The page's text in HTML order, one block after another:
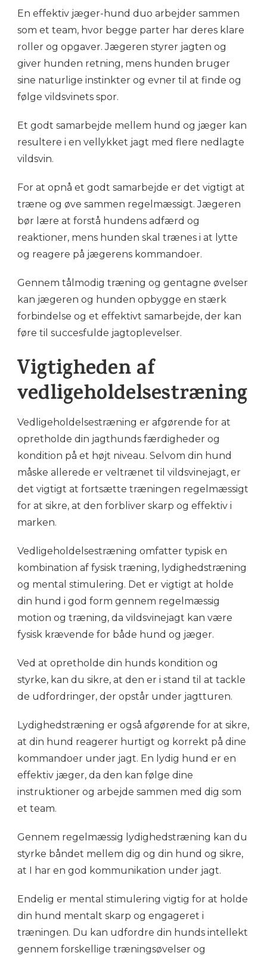
En effektiv jæger-hund duo arbejder sammen
som et team, hvor begge parter har deres klare
roller og opgaver. Jægeren styrer jagten og
giver hunden retning, mens hunden bruger
sine naturlige instinkter og evner til at finde og
følge vildsvinets spor.
Et godt samarbejde mellem hund og jæger kan
resultere i en vellykket jagt med flere nedlagte
vildsvin.
For at opnå et godt samarbejde er det vigtigt at
træne og øve sammen regelmæssigt. Jægeren
bør lære at forstå hundens adfærd og
reaktioner, mens hunden skal trænes i at lytte
og reagere på jægerens kommandoer.
Gennem tålmodig træning og gentagne øvelser
kan jægeren og hunden opbygge en stærk
forbindelse og et effektivt samarbejde, der kan
føre til succesfulde jagtoplevelser.
Vigtigheden af
vedligeholdelsestræning
Vedligeholdelsestræning er afgørende for at
opretholde din jagthunds færdigheder og
kondition på et højt niveau. Selvom din hund
måske allerede er veltrænet til vildsvinejagt, er
det vigtigt at fortsætte træningen regelmæssigt
for at sikre, at den forbliver skarp og effektiv i
marken.
Vedligeholdelsestræning omfatter typisk en
kombination af fysisk træning, lydighedstræning
og mental stimulering. Det er vigtigt at holde
din hund i god form gennem regelmæssig
motion og træning, da vildsvinejagt kan være
fysisk krævende for både hund og jæger.
Ved at opretholde din hunds kondition og
styrke, kan du sikre, at den er i stand til at tackle
de udfordringer, der opstår under jagtturen.
Lydighedstræning er også afgørende for at sikre,
at din hund reagerer hurtigt og korrekt på dine
kommandoer under jagt. En lydig hund er en
effektiv jæger, da den kan følge dine
instruktioner og arbejde sammen med dig som
et team.
Gennem regelmæssig lydighedstræning kan du
styrke båndet mellem dig og din hund og sikre,
at I har en god kommunikation under jagt.
Endelig er mental stimulering vigtig for at holde
din hund mentalt skarp og engageret i
træningen. Du kan udfordre din hunds intellekt
gennem forskellige træningsøvelser og